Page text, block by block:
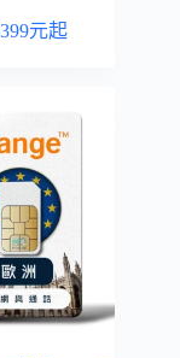
399元起